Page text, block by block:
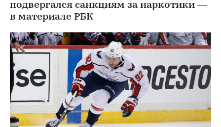
подвергался санкциям за наркотики —
в материале РБК